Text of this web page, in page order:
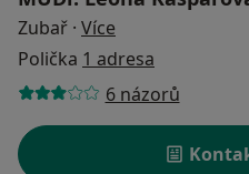
Zubař · Více
Polička 1 adresa
6 názorů